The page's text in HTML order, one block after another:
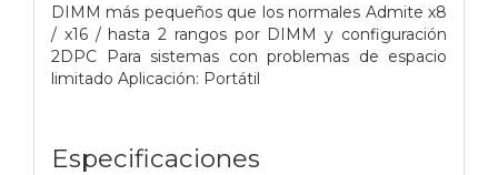
DIMM más pequeños que los normales Admite x8
/ x16 / hasta 2 rangos por DIMM y configuración
2DPC Para sistemas con problemas de espacio
limitado Aplicación: Portátil
Especificaciones